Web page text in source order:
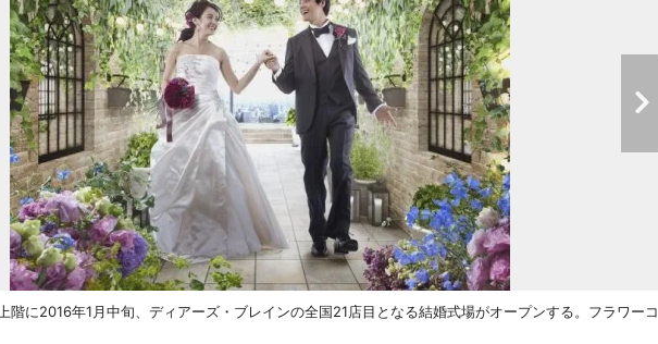
階に2016年1月中旬、ディアーズ・ブレインの全国21店目となる結婚式場がオープンする。フラワーコ